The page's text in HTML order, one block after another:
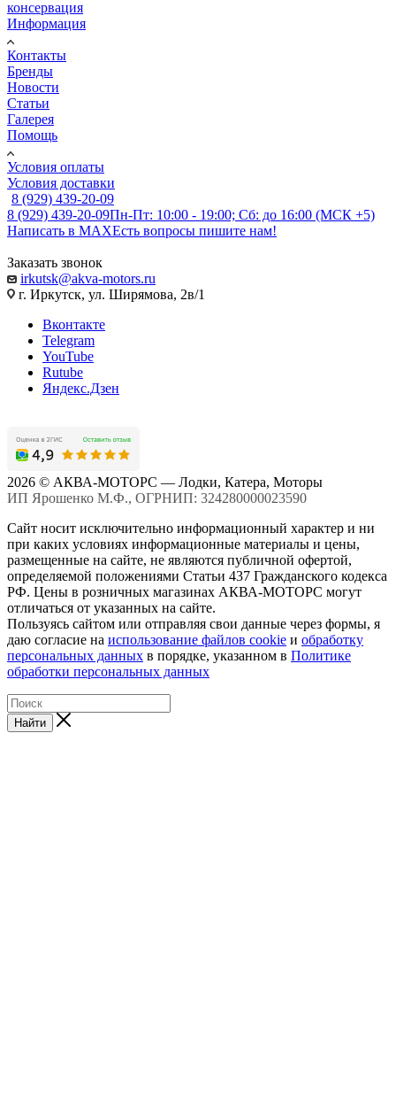
консервация
Информация
Контакты
Бренды
Новости
Статьи
Галерея
Помощь
Условия оплаты
Условия доставки
8 (929) 439-20-09
8 (929) 439-20-09Пн-Пт: 10:00 - 19:00; Сб: до 16:00 (МСК +5)
Написать в MAXЕсть вопросы пишите нам!
Заказать звонок
irkutsk@akva-motors.ru
г. Иркутск, ул. Ширямова, 2в/1
Вконтакте
Telegram
YouTube
Rutube
Яндекс.Дзен
2026 © АКВА-МОТОРС — Лодки, Катера, Моторы
ИП Ярошенко М.Ф., ОГРНИП: 324280000023590
Сайт носит исключительно информационный характер и ни
при каких условиях информационные материалы и цены,
размещенные на сайте, не являются публичной офертой,
определяемой положениями Статьи 437 Гражданского кодекса
РФ. Цены в розничных магазинах АКВА-МОТОРС могут
отличаться от указанных на сайте.
Пользуясь сайтом или отправляя свои данные через формы, я
даю согласие на использование файлов cookie и обработку
персональных данных в порядке, указанном в Политике
обработки персональных данных
Найти